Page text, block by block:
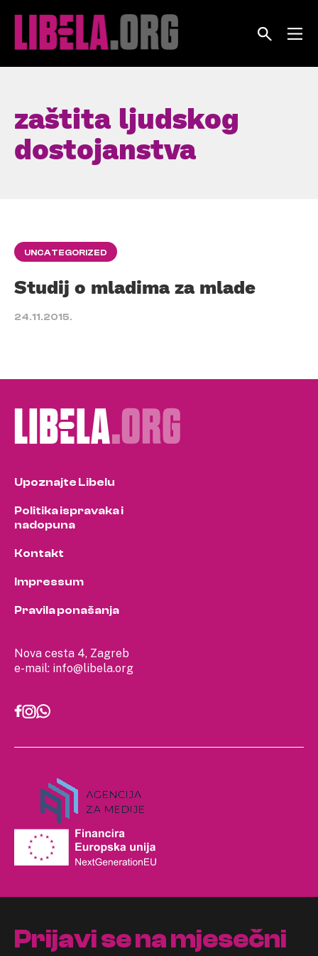
zaštita ljudskog
dostojanstva
UNCATEGORIZED
Studij o mladima za mlade
24.11.2015.
Nova cesta 4, Zagreb
e-mail: info@libela.org
Upoznajte Libelu
Politika ispravaka i
nadopuna
Kontakt
Impressum
Pravila ponašanja
Prijavi se na mjesečni